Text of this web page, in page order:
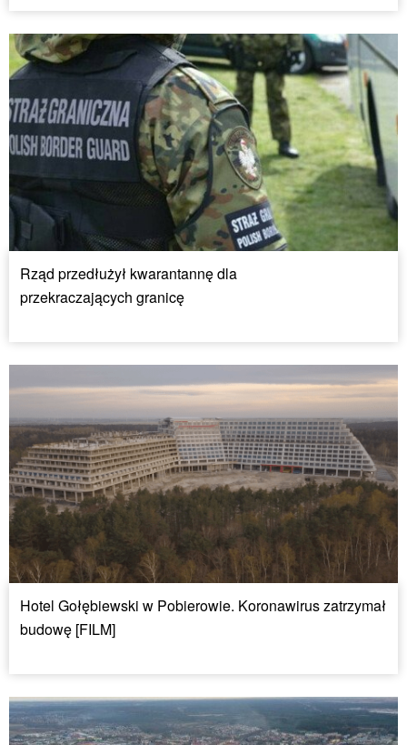
Rząd przedłużył kwarantannę dla
przekraczających granicę
Hotel Gołębiewski w Pobierowie. Koronawirus zatrzymał
budowę [FILM]